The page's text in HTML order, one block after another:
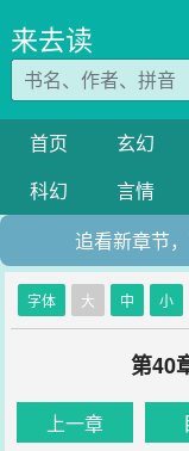
来去读
首页 玄幻
科幻
言情
追看新章节
字体 大 中 小
第40
上一章